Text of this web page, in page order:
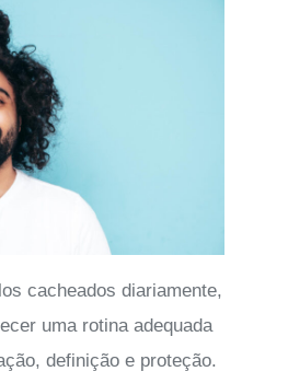
cacheados diariamente,
uma rotina adequada
definição e proteção.